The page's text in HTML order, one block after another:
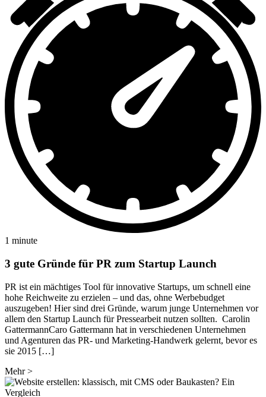
1 minute
3 gute Gründe für PR zum Startup Launch
PR ist ein mächtiges Tool für innovative Startups, um schnell eine
hohe Reichweite zu erzielen – und das, ohne Werbebudget
auszugeben! Hier sind drei Gründe, warum junge Unternehmen vor
allem den Startup Launch für Pressearbeit nutzen sollten. Carolin
GattermannCaro Gattermann hat in verschiedenen Unternehmen
und Agenturen das PR- und Marketing-Handwerk gelernt, bevor es
sie 2015 […]
Mehr>